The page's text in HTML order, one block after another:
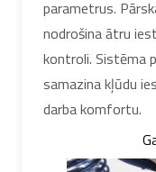
parametrus.
nodrošina ātru
kontroli. Sistēma
samazina kļūdu
darba komfortu.